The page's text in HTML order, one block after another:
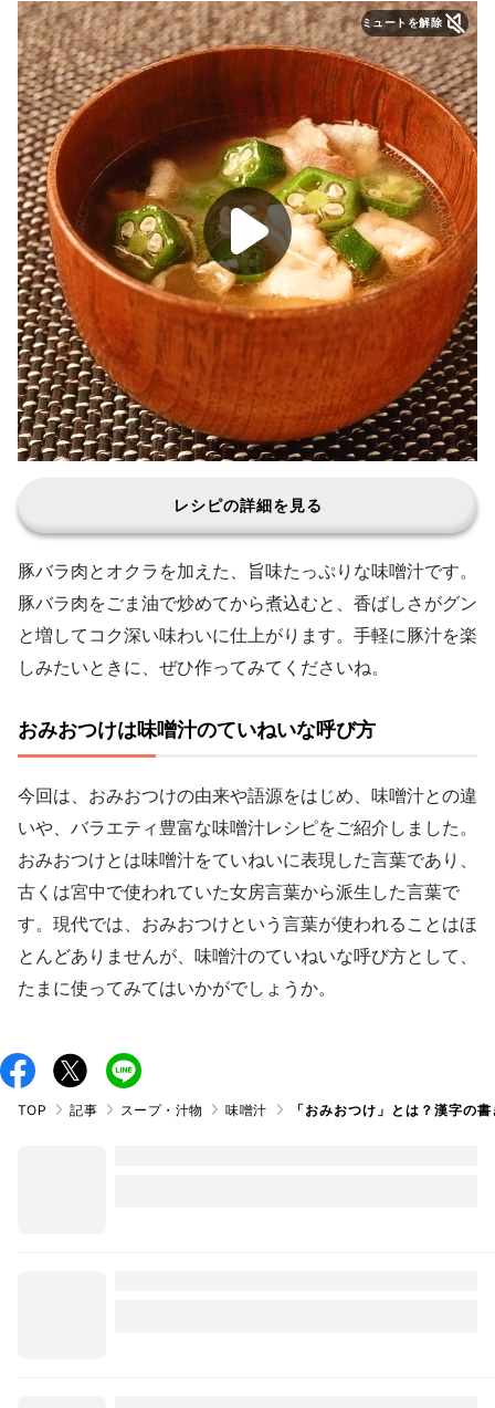
ミュートを解除
レシピの詳細を見る
豚バラ肉とオクラを加えた、旨味たっぷりな味噌汁です。
豚バラ肉をごま油で炒めてから煮込むと、香ばしさがグン
と増してコク深い味わいに仕上がります。手軽に豚汁を楽
しみたいときに、ぜひ作ってみてくださいね。
おみおつけは味噌汁のていねいな呼び方
今回は、おみおつけの由来や語源をはじめ、味噌汁との違
いや、バラエティ豊富な味噌汁レシピをご紹介しました。
おみおつけとは味噌汁をていねいに表現した言葉であり、
古くは宮中で使われていた女房言葉から派生した言葉で
す。現代では、おみおつけという言葉が使われることはほ
とんどありませんが、味噌汁のていねいな呼び方として、
たまに使ってみてはいかがでしょうか。
TOP 記事 スープ・汁物 味噌汁 「おみおつけ」とは？漢字の